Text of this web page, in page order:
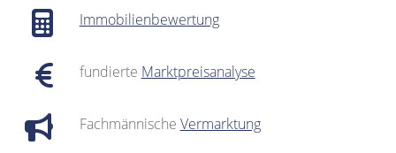
Immobilienbewertung
fundierte Marktpreisanalyse
Fachmännische Vermarktung